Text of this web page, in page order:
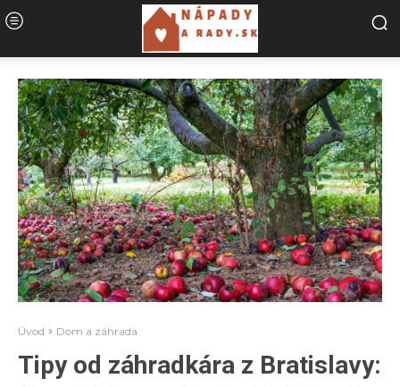
Úvod Dom a záhrada
Tipy od záhradkára z Bratislavy: